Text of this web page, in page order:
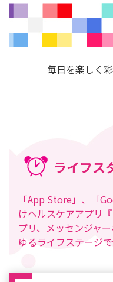
毎日を楽しく
ライフス
「App Store」、「
けヘルスケアアプリ
プリ、メッセンジャ
ゆるライフステージ